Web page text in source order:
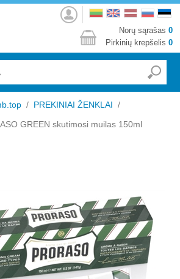
Prisijungti
Norų sąrašas 0
Pirkinių krepšelis 0
/ PREKINIAI ŽENKLAI /
GREEN skutimosi muilas 150ml